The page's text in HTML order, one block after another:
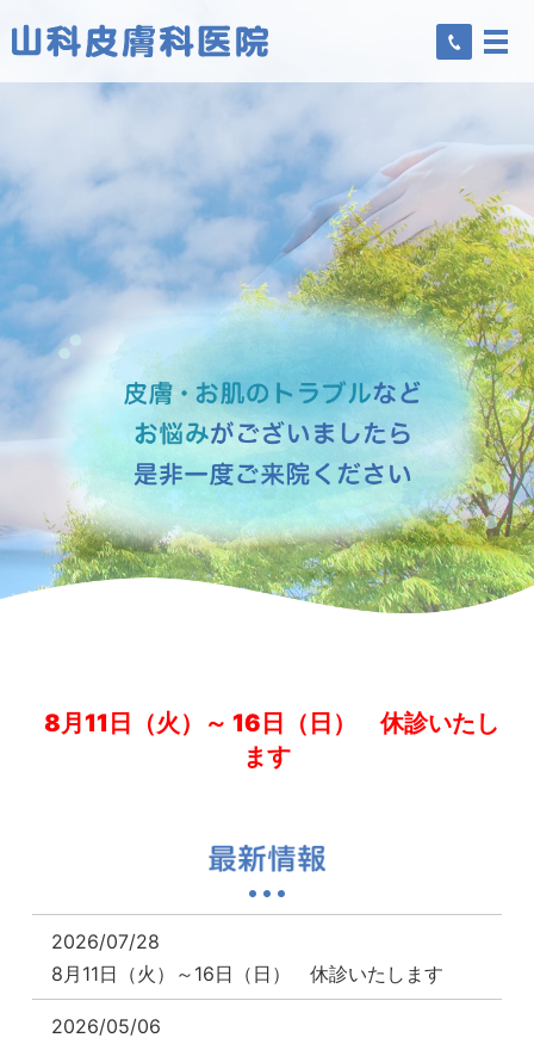
8月11日（火）～ 16日（日）
休診いたし
ます
2026/07/28
8月11日（火）～16日（日） 休診いたします
2026/05/06